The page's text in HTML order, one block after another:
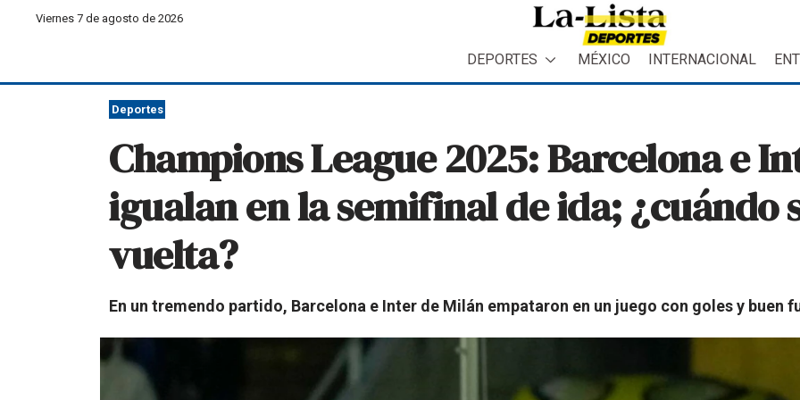
Viernes 7 de agosto de 2026
DEPORTES MÉXICO INTERNACIONAL
Deportes
Champions League 2025: Barcelona e
igualan en la semifinal de ida; ¿cuándo
vuelta?
En un tremendo partido, Barcelona e Inter de Milán empataron en un juego con goles y buen